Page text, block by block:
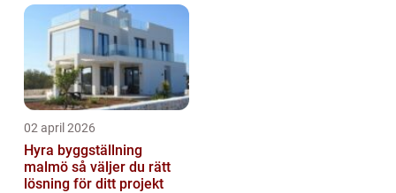
02 april 2026
Hyra byggställning
malmö så väljer du rätt
lösning för ditt projekt